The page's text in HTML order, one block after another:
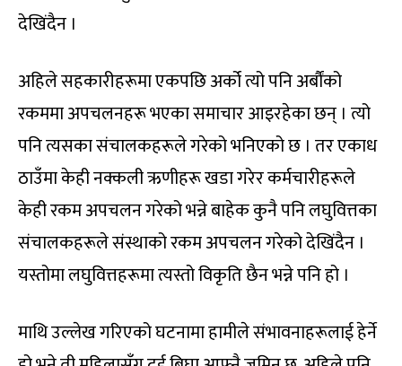
देखिंदैन ।
अहिले सहकारीहरूमा एकपछि अर्को त्यो पनि अर्बौंको
रकममा अपचलनहरू भएका समाचार आइरहेका छन् । त्यो
पनि त्यसका संचालकहरूले गरेको भनिएको छ । तर एकाध
ठाउँमा केही नक्कली ऋणीहरू खडा गरेर कर्मचारीहरूले
केही रकम अपचलन गरेको भन्ने बाहेक कुनै पनि लघुवित्तका
संचालकहरूले संस्थाको रकम अपचलन गरेको देखिंदैन ।
यस्तोमा लघुवित्तहरूमा त्यस्तो विकृति छैन भन्ने पनि हो ।
माथि उल्लेख गरिएको घटनामा हामीले संभावनाहरूलाई हेर्ने